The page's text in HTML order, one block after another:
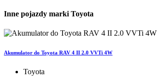
Inne pojazdy marki Toyota
Akumulator do Toyota RAV 4 II 2.0 VVTi 4W
Toyota